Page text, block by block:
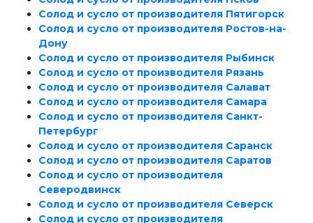
Солод и сусло от производителя Пятигорск
Солод и сусло от производителя Ростов-на-
Дону
Солод и сусло от производителя Рыбинск
Солод и сусло от производителя Рязань
Солод и сусло от производителя Салават
Солод и сусло от производителя Самара
Солод и сусло от производителя Санкт-
Петербург
Солод и сусло от производителя Саранск
Солод и сусло от производителя Саратов
Солод и сусло от производителя
Северодвинск
Солод и сусло от производителя Северск
Солод и сусло от производителя